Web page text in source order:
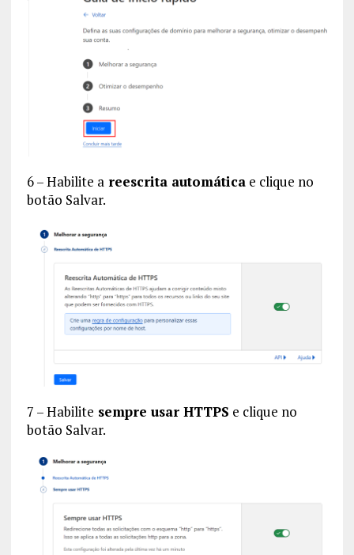
6 – Habilite areescrita automáticae clique no
botão Salvar.
7 – Habilite sempre usar HTTPS e clique no
botão Salvar.